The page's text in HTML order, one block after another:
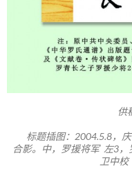
供
标题插图：2004.5.8，
合影。中，罗援将军 左3
卫中